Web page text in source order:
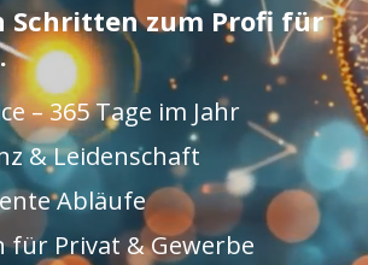
Schritten zum Profi für
– 365 Tage im Jahr
& Leidenschaft
Abläufe
für Privat & Gewerbe